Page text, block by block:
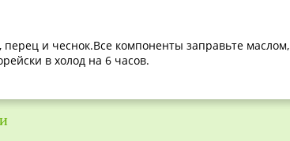
и чеснок.Все компоненты заправьте маслом,
в холод на 6 часов.